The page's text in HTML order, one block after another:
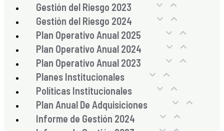
Gestión del Riesgo 2023
Gestión del Riesgo 2024
Plan Operativo Anual 2025
Plan Operativo Anual 2024
Plan Operativo Anual 2023
Planes Institucionales
Políticas Institucionales
Plan Anual De Adquisiciones
Informe de Gestión 2024